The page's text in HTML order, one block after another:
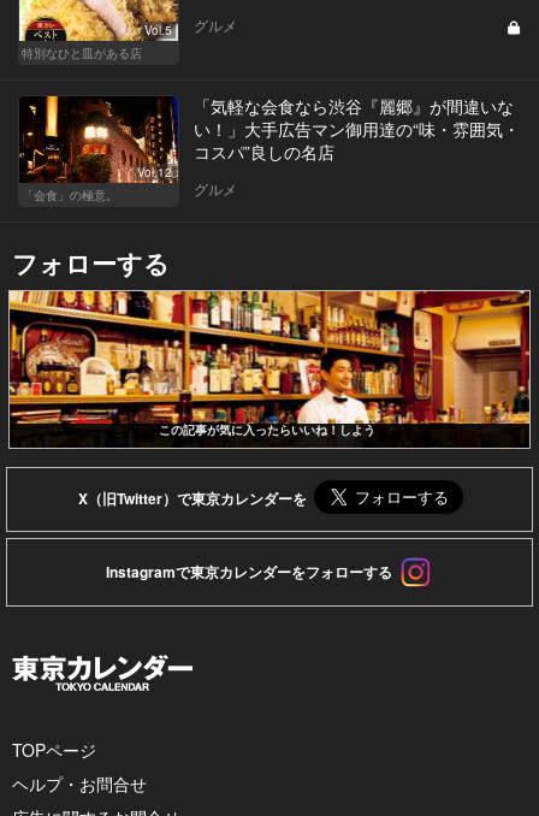
Vol.5
特別なひと皿がある店
グルメ
Vol.12
「会食」の極意。
「気軽な会食なら渋谷『麗郷』が間違いな
い！」大手広告マン御用達の“味・雰囲気・
コスパ”良しの名店
グルメ
フォローする
この記事が気に入ったらいいね！しよう
X（旧Twitter）で東京カレンダーを
Instagramで東京カレンダーをフォローする
TOPページ
ヘルプ・お問合せ